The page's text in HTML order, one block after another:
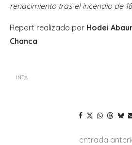
renacimiento tras el incendio de
Report realizado por Hodei
Chanca
INTA
entrada